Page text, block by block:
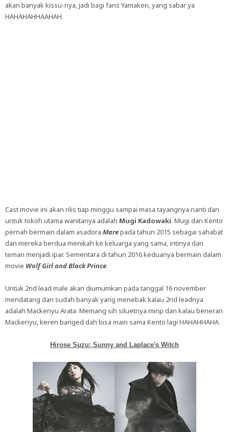
akan banyak kissu-nya, jadi bagi fans Yamaken, yang sabar ya
HAHAHAHHAAHAH.
Cast movie ini akan rilis tiap minggu sampai masa tayangnya nanti dan
untuk tokoh utama wanitanya adalah Mugi Kadowaki. Mugi dan Kento
pernah bermain dalam asadora Marepada tahun 2015 sebagai sahabat
dan mereka berdua menikah ke keluarga yang sama, intinya dari
teman menjadi ipar. Sementara di tahun 2016 keduanya bermain dalam
movie Wolf Girl and Black Prince.
Untuk 2nd lead male akan diumumkan pada tanggal 16 november
mendatang dan sudah banyak yang menebak kalau 2nd leadnya
adalah Mackenyu Arata. Memang sih siluetnya mirip dan kalau beneran
Mackenyu, keren banged dah bisa main sama Kento lagi HAHAHHAHA
Hirose Suzu: Sunny and Laplace's Witch